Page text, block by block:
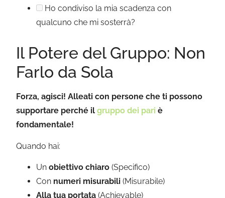
Ho condiviso la mia scadenza con
qualcuno che mi sosterrà?
Il Potere del Gruppo: Non
Farlo da Sola
Forza, agisci! Alleati con persone che ti possono
supportare perché ilgruppo dei pari è
fondamentale!
Quando hai:
Unobiettivo chiaro (Specifico)
Con numeri misurabili (Misurabile)
Alla tua portata (Achievable)